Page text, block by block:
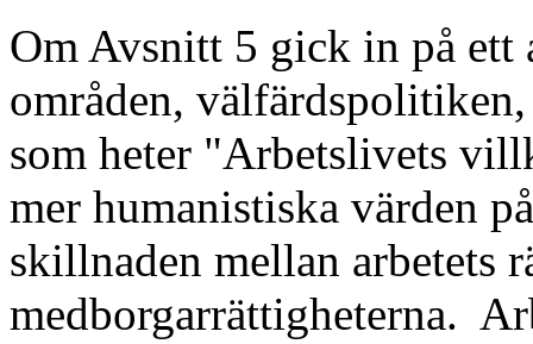
Om Avsnitt 5 gick in på ett
områden,
som heter "Arbetslivets
mer humanistiska värden
skillnaden mellan arbetets
medborgarrättigheterna.